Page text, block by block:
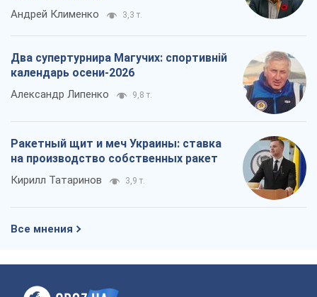
Андрей Клименко 3,3 т.
Два супертурнира Магучих: спортивній
календарь осени-2026
Александр Липенко 9,8 т.
Ракетный щит и меч Украины: ставка
на производство собственных ракет
Кирилл Татаринов 3,9 т.
Все мнения